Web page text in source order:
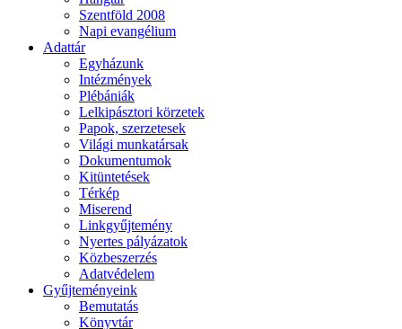
Szentföld 2008
Napi evangélium
Adattár
Egyházunk
Intézmények
Plébániák
Lelkipásztori körzetek
Papok, szerzetesek
Világi munkatársak
Dokumentumok
Kitüntetések
Térkép
Miserend
Linkgyűjtemény
Nyertes pályázatok
Közbeszerzés
Adatvédelem
Gyűjteményeink
Bemutatás
Könyvtár